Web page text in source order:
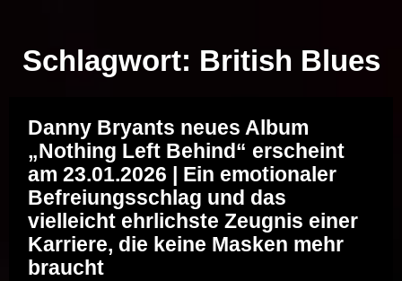
Schlagwort: British Blues
Danny Bryants neues Album
„Nothing Left Behind“ erscheint
am 23.01.2026 | Ein emotionaler
Befreiungsschlag und das
vielleicht ehrlichste Zeugnis einer
Karriere, die keine Masken mehr
braucht